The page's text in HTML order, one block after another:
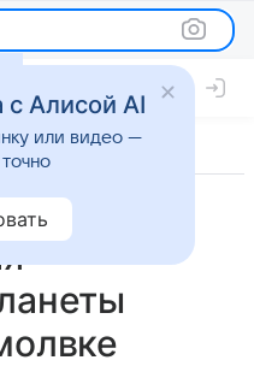
жизнь
с Алисой AI
или видео —